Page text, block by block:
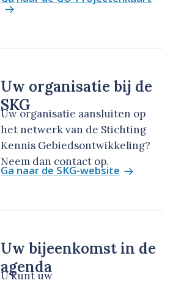
Uw organisatie bij de
SKG
Uw organisatie aansluiten op
het netwerk van de Stichting
Kennis Gebiedsontwikkeling?
Neem dan contact op.
Ga naar de SKG-website
Uw bijeenkomst in de
agenda
U kunt uw